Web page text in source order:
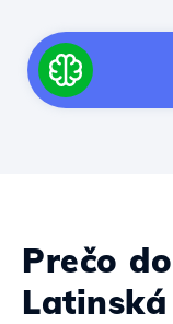
Prečo